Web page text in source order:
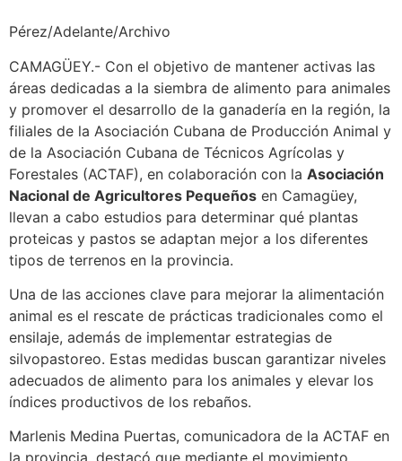
Pérez/Adelante/Archivo
CAMAGÜEY.- Con el objetivo de mantener activas las
áreas dedicadas a la siembra de alimento para animales
y promover el desarrollo de la ganadería en la región, la
filiales de la Asociación Cubana de Producción Animal y
de la Asociación Cubana de Técnicos Agrícolas y
Forestales (ACTAF), en colaboración con la Asociación
Nacional de Agricultores Pequeños en Camagüey,
llevan a cabo estudios para determinar qué plantas
proteicas y pastos se adaptan mejor a los diferentes
tipos de terrenos en la provincia.
Una de las acciones clave para mejorar la alimentación
animal es el rescate de prácticas tradicionales como el
ensilaje, además de implementar estrategias de
silvopastoreo. Estas medidas buscan garantizar niveles
adecuados de alimento para los animales y elevar los
índices productivos de los rebaños.
Marlenis Medina Puertas, comunicadora de la ACTAF en